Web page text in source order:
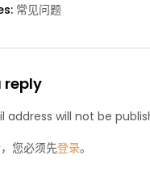
常见问题
reply
address will not be
您必须先登录。